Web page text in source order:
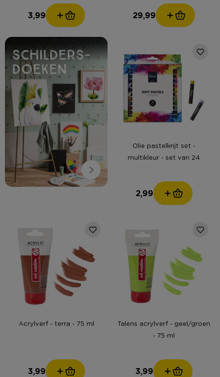
3,99 29,99
Olie pastelkrijt set -
multikleur - set van 24
2,99
Acrylverf - terra - 75 ml
3,99
Talens acrylverf - geel/groen
- 75 ml
3,99